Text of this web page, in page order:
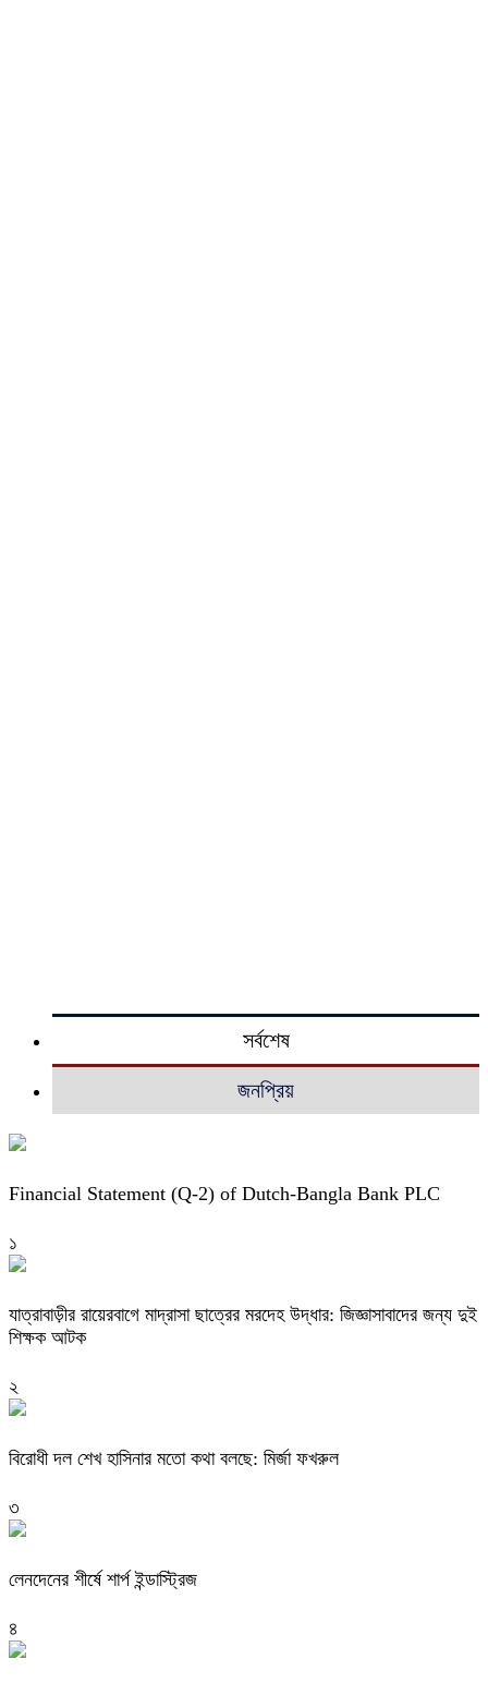
সর্বশেষ
জনপ্রিয়
Financial Statement (Q-2) of Dutch-Bangla Bank PLC
১
যাত্রাবাড়ীর রায়েরবাগে মাদ্রাসা ছাত্রের মরদেহ উদ্ধার: জিজ্ঞাসাবাদের জন্য দুই
শিক্ষক আটক
২
বিরোধী দল শেখ হাসিনার মতো কথা বলছে: মির্জা ফখরুল
৩
লেনদেনের শীর্ষে শার্প ইন্ডাস্ট্রিজ
৪